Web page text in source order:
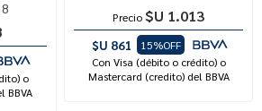
o
BBVA
Precio $U 1.013
$U 861
15%OFF
Con Visa (débito o crédito) o
Mastercard (credito) del BBVA